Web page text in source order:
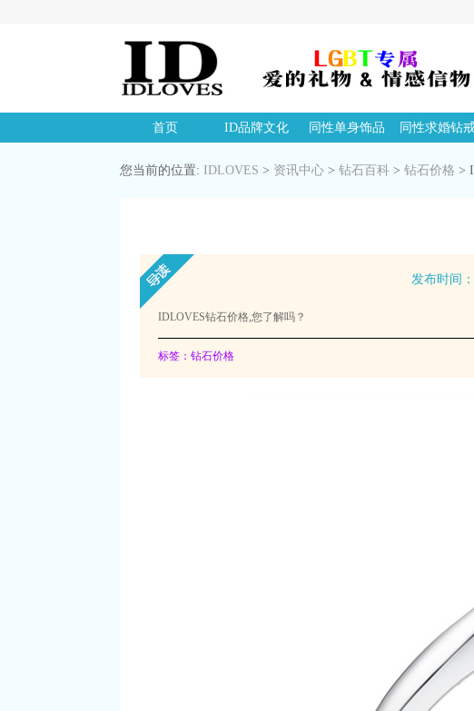
首页 ID品牌文化 同性单身饰品 同性求婚钻
您当前的位置: IDLOVES > 资讯中心 > 钻石百科 > 钻石价格 >
发布时间
IDLOVES钻石价格,您了解吗？
标签：钻石价格